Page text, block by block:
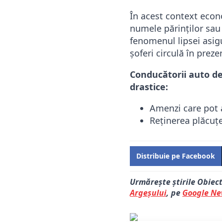
În acest context
numele părinților
fenomenul lipsei
șoferi circulă în
Conducătorii auto
drastice:
Amenzi care pot
Reținerea
Distribuie pe Facebook
Urmărește știrile
Argeșului, pe Google